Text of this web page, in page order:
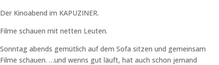
Der Kinoabend im KAPUZINER.
Filme schauen mit netten Leuten.
Sonntag abends gemütlich auf dem Sofa sitzen und gemeinsam
Filme schauen. …und wenns gut läuft, hat auch schon jemand